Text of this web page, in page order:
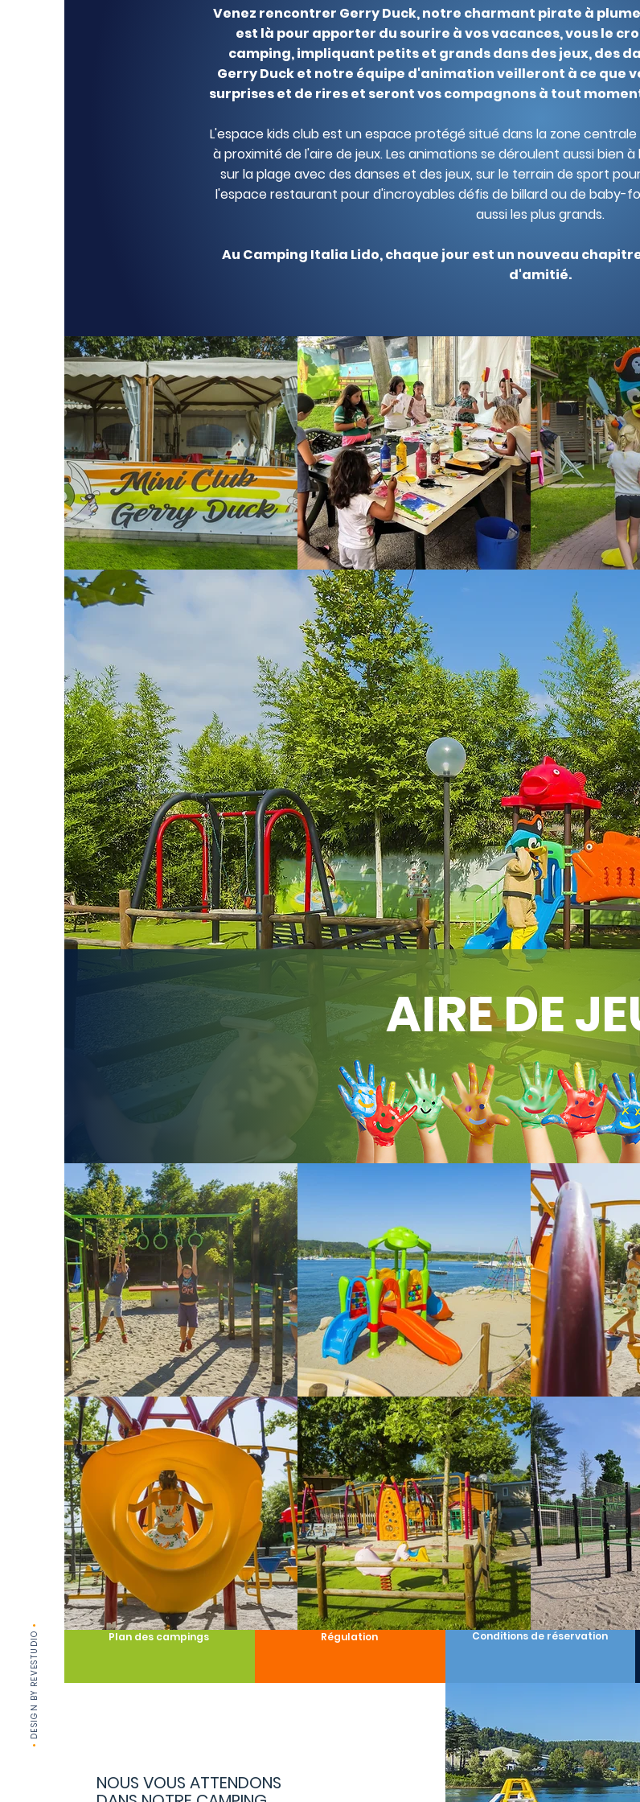
Venez rencontrer Gerry Duck, notre charmant pirate à
est là pour apporter du sourire à vos vacances, vous le
camping, impliquant petits et grands dans des jeux, des
Gerry Duck et notre équipe d'animation veilleront à ce que
surprises et de rires et seront vos compagnons à tout
L'espace kids club est un espace protégé situé dans la zone
à proximité de l'aire de jeux. Les animations se déroulent aussi bien
sur la plage avec des danses et des jeux, sur le terrain de sport
l'espace restaurant pour d'incroyables défis de billard ou de baby-
aussi les plus grands.
Au Camping Italia Lido, chaque jour est un nouveau
d'amitié.
AIRE DE
•
DESIGN BY REVESTUDIO
•
NOUS VOUS ATTENDONS
Plan des campings Régulation Conditions de réservation